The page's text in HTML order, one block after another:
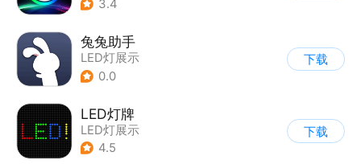
3.4
兔兔助手
LED灯展示
0.0
下载
LED灯牌
LED灯展示
4.5
下载